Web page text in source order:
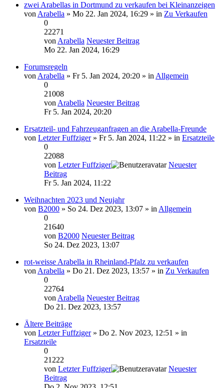
zwei Arabellas in Dortmund zu verkaufen bei Kleinanzeigen
von Arabella » Mo 22. Jan 2024, 16:29 » in Zu Verkaufen
0
22271
von Arabella Neuester Beitrag
Mo 22. Jan 2024, 16:29
Forumsregeln
von Arabella » Fr 5. Jan 2024, 20:20 » in Allgemein
0
21008
von Arabella Neuester Beitrag
Fr 5. Jan 2024, 20:20
Ersatzteil- und Fahrzeuganfragen an die Arabella-Freunde
von Letzter Fuffziger» Fr 5. Jan 2024, 11:22 » in Ersatzteile
0
22088
von Letzter Fuffziger
Neuester
Beitrag
Fr 5. Jan 2024, 11:22
Weihnachten 2023 und Neujahr
von B2000 » So 24. Dez 2023, 13:07 » in Allgemein
0
21640
von B2000 Neuester Beitrag
So 24. Dez 2023, 13:07
rot-weisse Arabella in Rheinland-Pfalz zu verkaufen
von Arabella » Do 21. Dez 2023, 13:57 » in Zu Verkaufen
0
22764
von Arabella Neuester Beitrag
Do 21. Dez 2023, 13:57
Ältere Beiträge
von Letzter Fuffziger» Do 2. Nov 2023, 12:51 » in
Ersatzteile
0
21222
von Letzter Fuffziger
Neuester
Beitrag